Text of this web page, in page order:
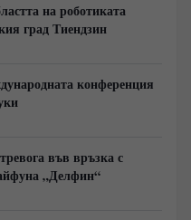
на роботиката
град Тиендзин
конференция
във връзка с
„Делфин“